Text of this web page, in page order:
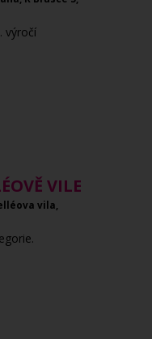
výročí
VILE
vila,